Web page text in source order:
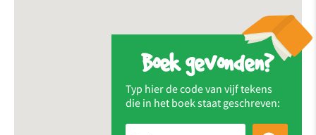
Boek gevonden?
Typ hier de code van vijf tekens
die in het boek staat geschreven: